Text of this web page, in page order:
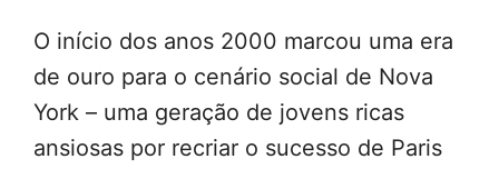
O início dos anos 2000 marcou uma era
de ouro para o cenário social de Nova
York – uma geração de jovens ricas
ansiosas por recriar o sucesso de Paris